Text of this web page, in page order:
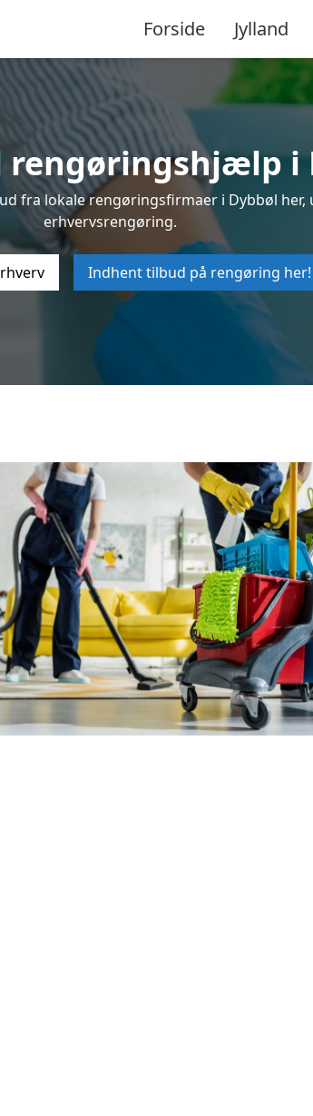
Forside Jylland
rengøringshjælp i
fra lokale rengøringsfirmaer i Dybbøl
erhvervsrengøring.
Indhent tilbud på rengøring her!